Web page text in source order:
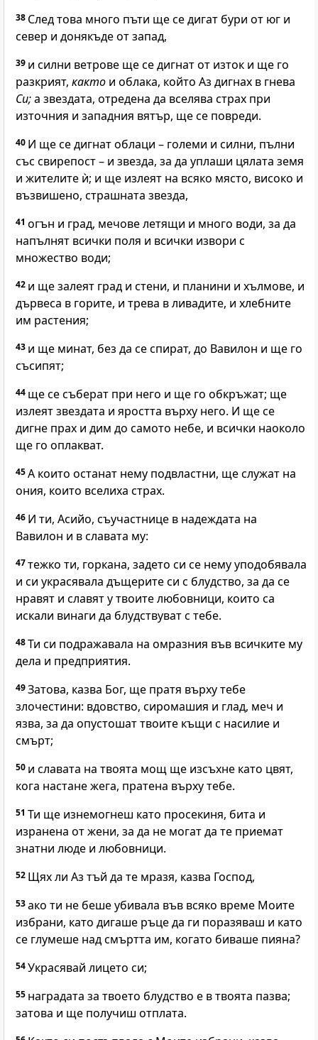
38 След това много пъти ще се дигат бури от юг и
север и донякъде от запад,
39 и силни ветрове ще се дигнат от изток и ще го
разкрият, както и облака, който Аз дигнах в гнева
Си;а звездата, отредена да вселява страх при
източния и западния вятър, ще се повреди.
40 И ще се дигнат облаци – големи и силни, пълни
със свирепост – и звезда, за да уплаши цялата земя
и жителите ѝ; и ще излеят на всяко място, високо и
възвишено, страшната звезда,
41 огън и град, мечове летящи и много води, за да
напълнят всички поля и всички извори с
множество води;
42 и ще залеят град и стени, и планини и хълмове, и
дървеса в горите, и трева в ливадите, и хлебните
им растения;
43 и ще минат, без да се спират, до Вавилон и ще го
съсипят;
44 ще се съберат при него и ще го обкръжат; ще
излеят звездата и яростта върху него. И ще се
дигне прах и дим до самото небе, и всички наоколо
ще го оплакват.
45А които останат нему подвластни, ще служат на
ония, които вселиха страх.
46 И ти, Асийо, съучастнице в надеждата на
Вавилон и в славата му:
47тежко ти, горкана, задето си се нему уподобявала
и си украсявала дъщерите си с блудство, за да се
нравят и славят у твоите любовници, които са
искали винаги да блудствуват с тебе.
48Ти си подражавала на омразния във всичките му
дела и предприятия.
49Затова, казва Бог, ще пратя върху тебе
злочестини: вдовство, сиромашия и глад, меч и
язва, за да опустошат твоите къщи с насилие и
смърт;
50 и славата на твоята мощ ще изсъхне като цвят,
кога настане жега, пратена върху тебе.
51 Ти ще изнемогнеш като просекиня, бита и
изранена от жени, за да не могат да те приемат
знатни люде и любовници.
52 Щях ли Аз тъй да те мразя, казва Господ,
53ако ти не беше убивала във всяко време Моите
избрани, като дигаше ръце да ги поразяваш и като
се глумеше над смъртта им, когато биваше пияна?
54Украсявай лицето си;
55 наградата за твоето блудство е в твоята пазва;
затова и ще получиш отплата.